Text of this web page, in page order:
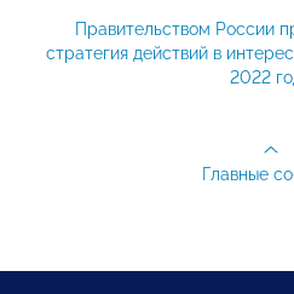
Правительством России
стратегия действий в
2022
Главные